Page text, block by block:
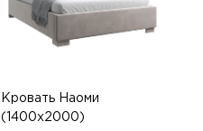
Кровать Наоми
(1400х2000)